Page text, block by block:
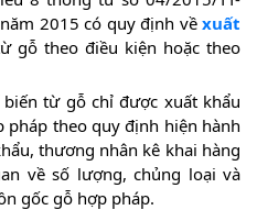
2015 có quy định vềxuất
gỗ theo điều kiện hoặc theo
biến từ gỗ chỉ được xuất khẩu
pháp theo quy định hiện hành
thương nhân kê khai hàng
về số lượng, chủng loại và
gốc gỗ hợp pháp.